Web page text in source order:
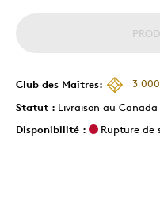
Club des Maîtres:
3 000
Statut : Livraison au
Disponibilité :
Rupture de